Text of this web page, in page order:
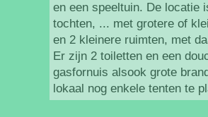
en een speeltuin. De locatie
tochten, ... met grotere of
en 2 kleinere ruimten, met
Er zijn 2 toiletten en een
gasfornuis alsook grote
lokaal nog enkele tenten te